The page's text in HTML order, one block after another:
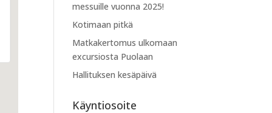
messuille vuonna 2025!
Kotimaan pitkä
Matkakertomus ulkomaan
excursiosta Puolaan
Hallituksen kesäpäivä
Käyntiosoite